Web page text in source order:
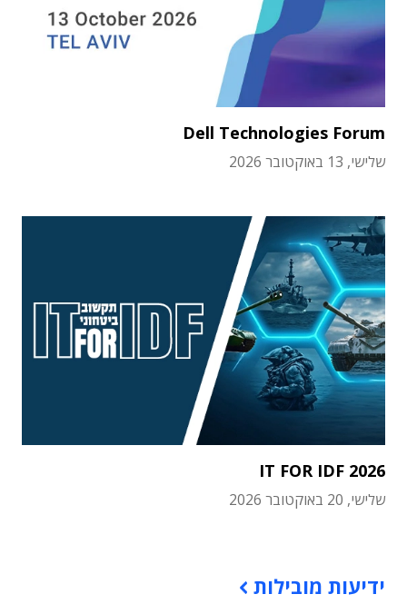
Dell Technologies Forum
שלישי, 13 באוקטובר 2026
IT FOR IDF 2026
שלישי, 20 באוקטובר 2026
ידיעות מובילות